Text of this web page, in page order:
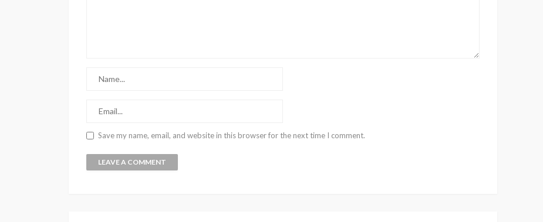
Save my name, email, and website in this browser for the next time I comment.